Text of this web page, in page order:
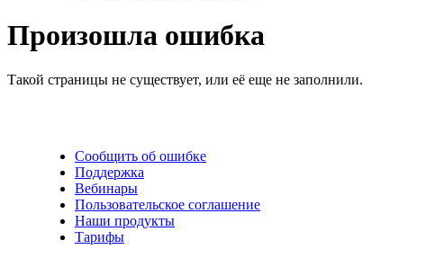
Произошла ошибка
Такой страницы не существует, или её еще не заполнили.
Сообщить об ошибке
Поддержка
Вебинары
Пользовательское соглашение
Наши продукты
Тарифы